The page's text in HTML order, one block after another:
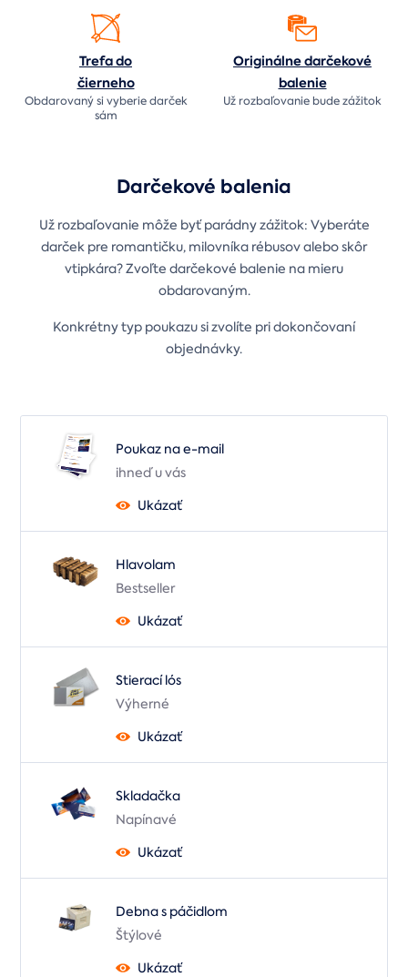
Trefa do
čierneho
Obdarovaný si vyberie darček
sám
Originálne darčekové
balenie
Už rozbaľovanie budezážitok
Darčekové balenia
Už rozbaľovanie môže byť parádny zážitok: Vyberáte
darček pre romantičku, milovníka rébusov alebo skôr
vtipkára? Zvoľte darčekové balenie na mieru
obdarovaným.
Konkrétny typ poukazu si zvolíte pri dokončovaní
objednávky.
Poukaz na e-mail
ihneď u vás
Ukázať
Hlavolam
Bestseller
Ukázať
Stierací lós
Výherné
Ukázať
Skladačka
Napínavé
Ukázať
Debna s páčidlom
Štýlové
Ukázať